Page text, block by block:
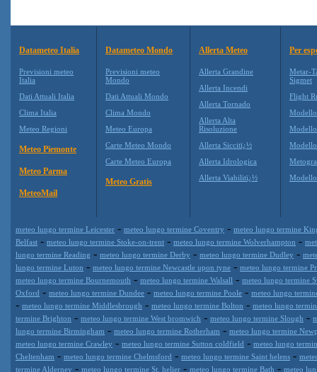
Datameteo Italia
Previsioni meteo
Italia
Dati Attuali Italia
Clima Italia
Meteo Regioni
Meteo Piemonte
Meteo Parma
MeteoMail
Datameteo Mondo
Previsioni meteo
Mondo
Dati Attuali Mondo
Clima Mondo
Meteo Europa
Carte Meteo Mondo
Carte Meteo Europa
Meteo Gratis
Allerta Meteo
Allerta Grandine
Allerta Incendi
Allerta Tornado
Allerta Alta
Risoluzione
Allerta Siccitï¿½
Allerta Idrologica
Allerta Viabilitï¿½
Per
Metar-
Sigmet
Flight
Modello
meteo lungo termine Leicester - meteo lungo termine Coventry - meteo lungo termine
Belfast - meteo lungo termine Stoke-on-trent - meteo lungo termine Wolverhampton -
lungo termine Reading - meteo lungo termine Derby - meteo lungo termine Dudley -
lungo termine Luton - meteo lungo termine Newcastle upon tyne - meteo lungo termine
meteo lungo termine Bournemouth - meteo lungo termine Walsall - meteo lungo termine
Oxford - meteo lungo termine Dundee - meteo lungo termine Poole - meteo lungo
- meteo lungo termine Middlesbrough - meteo lungo termine Bolton - meteo lungo
termine Brighton - meteo lungo termine West bromwich - meteo lungo termine Slough -
lungo termine Birmingham - meteo lungo termine Rotherham - meteo lungo termine
meteo lungo termine Crawley - meteo lungo termine Sutton coldfield - meteo lungo
Cheltenham - meteo lungo termine Chelmsford - meteo lungo termine Saint helens -
termine Alderney - meteo lungo termine St. helier - meteo lungo termine Bath - meteo